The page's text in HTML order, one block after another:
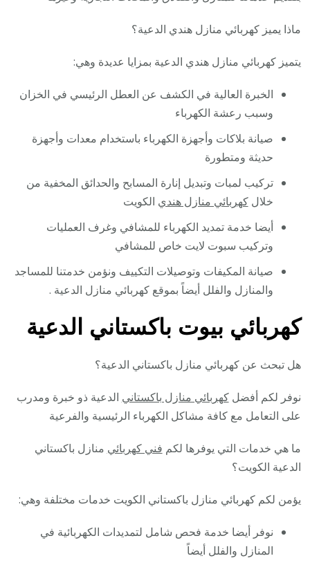
ماذا يميز كهربائي منازل هندي الدعية؟
يتميز كهربائي منازل هندي الدعية بمزايا عديدة وهي:
الخبرة العالية في الكشف عن العطل الرئيسي في الخزان
وسبب رعشة الكهرباء
صيانة بلاكات وأجهزة الكهرباء باستخدام معدات وأجهزة
حديثة ومتطورة
تركيب لمبات وتبديل إنارة المسابح والحدائق المخفية من
خلالكهربائي منازل هندي الكويت
أيضا خدمة تمديد الكهرباء للمشافي وغرف العمليات
وتركيب سبوت لايت خاص للمشافي
صيانة المكيفات وتوصيلات التكييف ونؤمن خدمتنا للمساجد
والمنازل والفلل أيضاً بموقع كهربائي منازل الدعية .
كهربائي بيوت باكستاني الدعية
هل تبحث عن كهربائي منازل باكستاني الدعية؟
نوفر لكم أفضلكهربائي منازل باكستاني الدعية ذو خبرة ومدرب
على التعامل مع كافة مشاكل الكهرباء الرئيسية والفرعية
ما هي خدمات التي يوفرها لكم فني كهربائي منازل باكستاني
الدعية الكويت؟
يؤمن لكم كهربائي منازل باكستاني الكويت خدمات مختلفة وهي:
نوفر أيضا خدمة فحص شامل لتمديدات الكهربائية في
المنازل والفلل أيضاً